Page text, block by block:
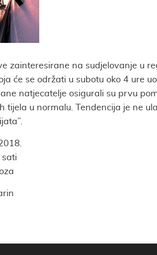
zainteresirane na sudjelovanje u
će se održati u subotu oko 4 ure
natjecatelje osigurali su prvu
tijela u normalu. Tendencija je ne
sati